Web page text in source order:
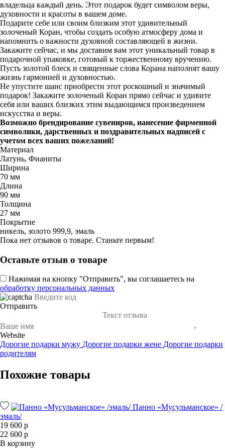
владельца каждый день. Этот подарок будет символом веры,
духовности и красоты в вашем доме.
Подарите себе или своим близким этот удивительный
золоченый Коран, чтобы создать особую атмосферу дома и
напомнить о важности духовной составляющей в жизни.
Закажите сейчас, и мы доставим вам этот уникальный товар в
подарочной упаковке, готовый к торжественному вручению.
Пусть золотой блеск и священные слова Корана наполнят вашу
жизнь гармонией и духовностью.
Не упустите шанс приобрести этот роскошный и значимый
подарок! Закажите золоченый Коран прямо сейчас и удивите
себя или ваших близких этим выдающимся произведением
искусства и веры.
Возможно брендирование сувениров, нанесение фирменной
символики, дарственных и поздравительных надписей с
учетом всех ваших пожеланий!
Материал
Латунь, Фианиты
Ширина
70 мм
Длина
90 мм
Толщина
27 мм
Покрытие
никель, золото 999,9, эмаль
Пока нет отзывов о товаре. Станьте первым!
Оставьте отзыв о товаре
Нажимая на кнопку "Отправить", вы соглашаетесь на
обработку персональных данных
Отправить
Website
Дорогие подарки мужу Дорогие подарки жене Дорогие подарки
родителям
Похожие товары
Панно «Мусульманское» /
эмаль/
19 600 р
22 600 р
В корзину